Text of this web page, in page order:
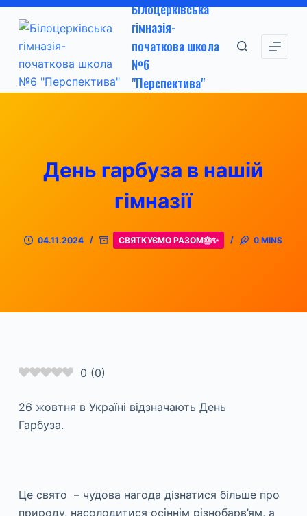
П
е
р
е
й
Білоцерківська
гімназія-
початкова школа
№6
"Перспектива"
День гарбуза в нашій
гімназії
04.11.2024 СВЯТКУЄМО РАЗОМ🎂✨ 0 MINS
0 (0)
26 жовтня в Україні відзначають День
Гарбуза.
Це свято – чудова нагода дізнатися більше про
природу, насолодитися осіннім різнобарв’ям, а